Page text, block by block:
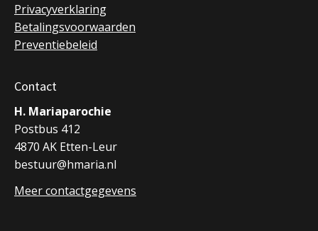
Privacyverklaring
Betalingsvoorwaarden
Preventiebeleid
Contact
H. Mariaparochie
Postbus 412
4870 AK Etten-Leur
bestuur@hmaria.nl
Meer contactgegevens